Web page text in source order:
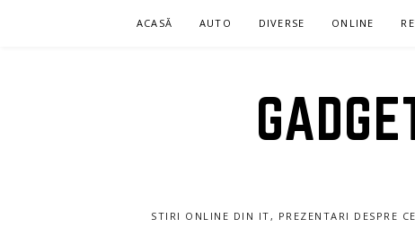
ACASĂ AUTO DIVERSE ONLINE
STIRI ONLINE DIN IT, PREZENTARI DESPRE